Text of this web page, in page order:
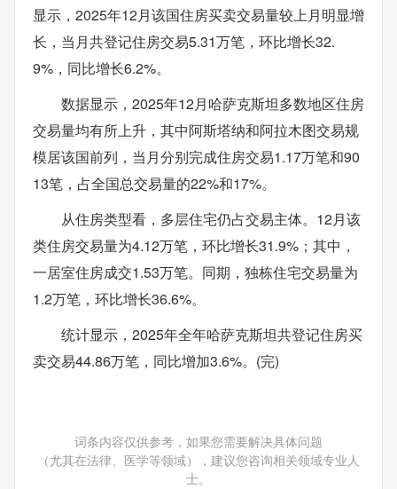
显示，2025年12月该国住房买卖交易量较上月明显增
长，当月共登记住房交易5.31万笔，环比增长32.
9%，同比增长6.2%。
数据显示，2025年12月哈萨克斯坦多数地区住房
交易量均有所上升，其中阿斯塔纳和阿拉木图交易规
模居该国前列，当月分别完成住房交易1.17万笔和90
13笔，占全国总交易量的22%和17%。
从住房类型看，多层住宅仍占交易主体。12月该
类住房交易量为4.12万笔，环比增长31.9%；其中，
一居室住房成交1.53万笔。同期，独栋住宅交易量为
1.2万笔，环比增长36.6%。
统计显示，2025年全年哈萨克斯坦共登记住房买
卖交易44.86万笔，同比增加3.6%。(完)
词条内容仅供参考，如果您需要解决具体问题
（尤其在法律、医学等领域），建议您咨询相关领域专业人
士。